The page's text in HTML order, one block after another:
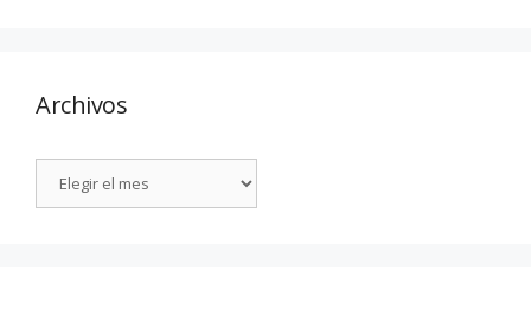
Archivos